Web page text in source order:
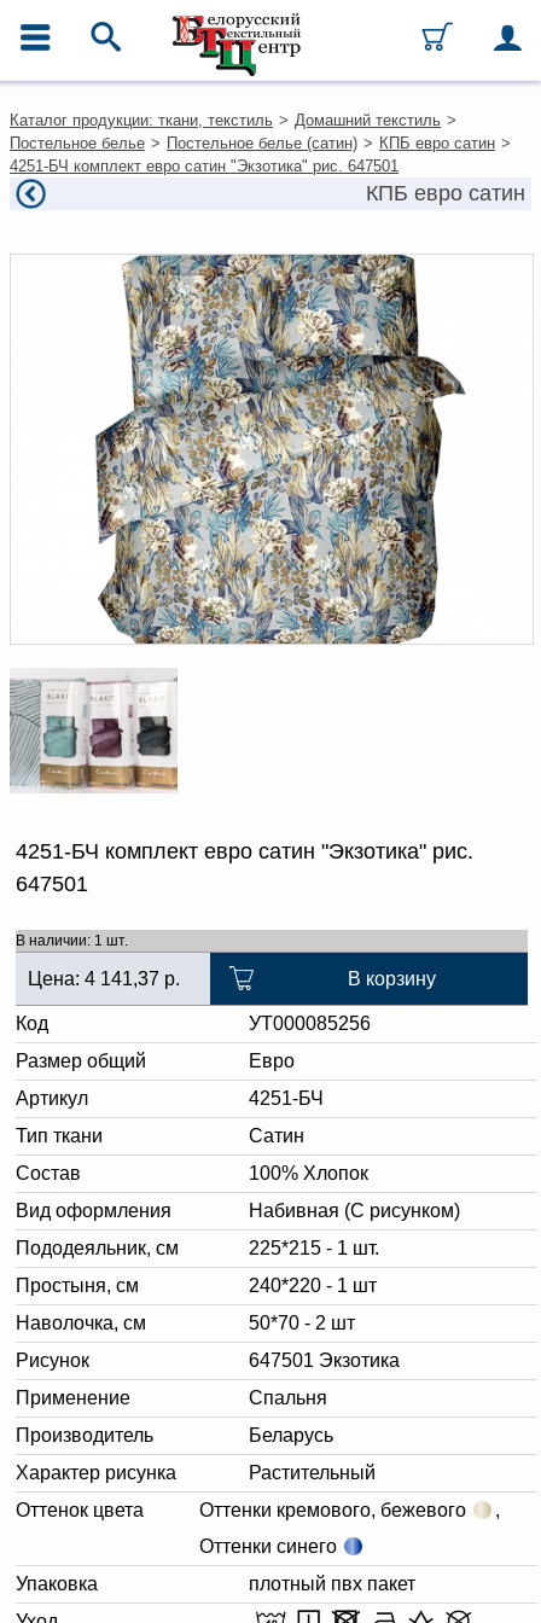
Каталог
Ткани
Домашний текстиль
Одежда
Текстиль для ресторанов и
Текстильная галантерея и
фурнитура
Условия работы
Оплата и доставка
Как оформить заказ
Вакансии
Как нас найти
Написать нам
Доверенность на
получение груза
Документы по работе с
персональными данными
Письмо руководителю
Вопросы и ответы
Новости | Статьи
Каталог продукции: ткани, текстиль > Домашний текстиль >
Постельное белье > Постельное белье (сатин) > КПБ евро сатин >
4251-БЧ комплект евро сатин "Экзотика" рис. 647501
КПБ евро сатин
4251-БЧ комплект евро сатин "Экзотика" рис.
647501
В наличии: 1 шт.
Цена: 4 141,37 р. В корзину
Код
УТ000085256
Размер общий
Евро
Артикул
4251-БЧ
Тип ткани
Сатин
Состав
100% Хлопок
Вид оформления
Набивная (С рисунком)
Пододеяльник, см
225*215 - 1 шт.
Простыня, см
240*220 - 1 шт
Наволочка, см
50*70 - 2 шт
Рисунок
647501 Экзотика
Применение
Спальня
Производитель
Беларусь
Характер рисунка
Растительный
Оттенок цвета
Оттенки кремового, бежевого
,
Оттенки синего
Упаковка
плотный пвх пакет